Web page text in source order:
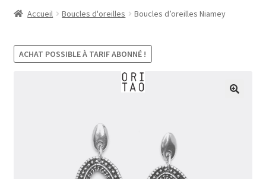
Accueil Boucles d'oreilles Boucles d’oreilles Niamey
ACHAT POSSIBLE À TARIF ABONNÉ !